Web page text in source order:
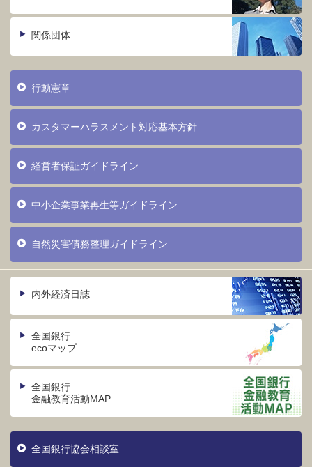
関係団体
行動憲章
カスタマーハラスメント対応基本方針
経営者保証ガイドライン
中小企業事業再生等ガイドライン
自然災害債務整理ガイドライン
内外経済日誌
全国銀行
ecoマップ
全国銀行
金融教育活動MAP
全国銀行協会相談室